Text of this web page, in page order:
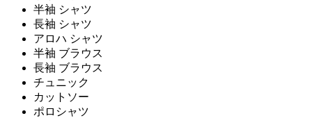
半袖 シャツ
長袖 シャツ
アロハ シャツ
半袖 ブラウス
長袖 ブラウス
チュニック
カットソー
ポロシャツ